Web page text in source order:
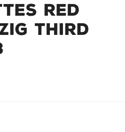
RED
THIRD